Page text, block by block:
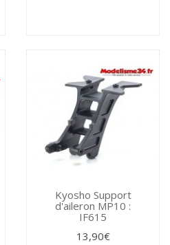
Kyosho Support
d'aileron MP10 :
IF615
13,90€